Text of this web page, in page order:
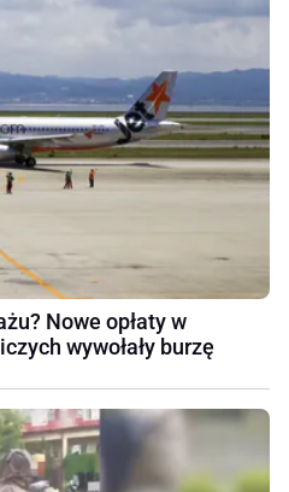
Nowe opłaty w
wywołały burzę